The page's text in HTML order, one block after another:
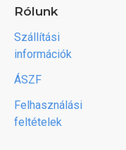
Rólunk
Szállítási
információk
ÁSZF
Felhasználási
feltételek